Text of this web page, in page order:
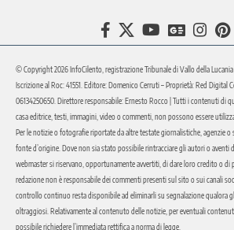
© Copyright 2026 InfoCilento, registrazione Tribunale di Vallo della Lucania
Iscrizione al Roc: 41551. Editore: Domenico Cerruti – Proprietà: Red Digital
06134250650. Direttore responsabile: Ernesto Rocco | Tutti i contenuti di
casa editrice, testi, immagini, video o commenti, non possono essere
Per le notizie o fotografie riportate da altre testate giornalistiche, agenzie o
fonte d’origine. Dove non sia stato possibile rintracciare gli autori o
webmaster si riservano, opportunamente avvertiti, di dare loro credito o di
redazione non è responsabile dei commenti presenti sul sito o sui canali
controllo continuo resta disponibile ad eliminarli su segnalazione qualora
oltraggiosi. Relativamente al contenuto delle notizie, per eventuali
possibile richiedere l’immediata rettifica a norma di legge.